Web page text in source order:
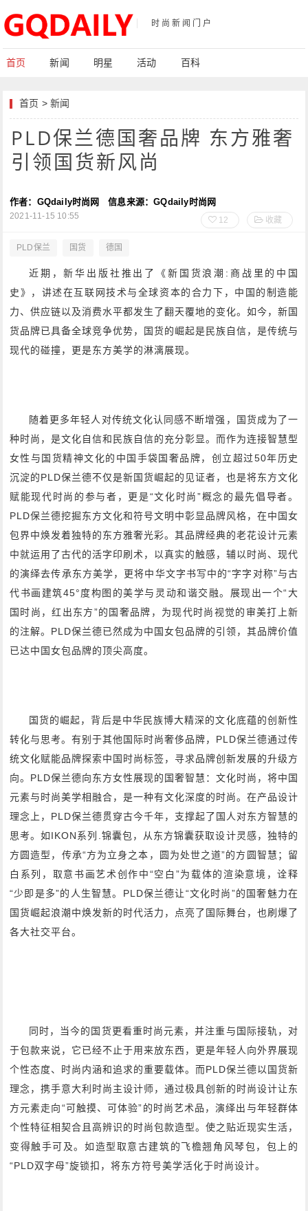
时尚新闻门户
首页 新闻 明星 活动 百科
首页 >新闻
PLD保兰德国奢品牌 东方雅奢
引领国货新风尚
作者：GQdaily时尚网 信息来源：GQdaily时尚网
2021-11-15 10:55 12 收藏
PLD保兰 国货 德国
近期，新华出版社推出了《新国货浪潮:商战里的中国
史》，讲述在互联网技术与全球资本的合力下，中国的制造能
力、供应链以及消费水平都发生了翻天覆地的变化。如今，新国
货品牌已具备全球竞争优势，国货的崛起是民族自信，是传统与
现代的碰撞，更是东方美学的淋漓展现。
随着更多年轻人对传统文化认同感不断增强，国货成为了一
种时尚，是文化自信和民族自信的充分彰显。而作为连接智慧型
女性与国货精神文化的中国手袋国奢品牌，创立超过50年历史
沉淀的PLD保兰德不仅是新国货崛起的见证者，也是将东方文化
赋能现代时尚的参与者，更是“文化时尚”概念的最先倡导者。
PLD保兰德挖掘东方文化和符号文明中彰显品牌风格，在中国女
包界中焕发着独特的东方雅奢光彩。其品牌经典的老花设计元素
中就运用了古代的活字印刷术，以真实的触感，辅以时尚、现代
的演绎去传承东方美学，更将中华文字书写中的“字字对称”与古
代书画建筑45°度构图的美学与灵动和谐交融。展现出一个“大
国时尚，红出东方”的国奢品牌，为现代时尚视觉的审美打上新
的注解。PLD保兰德已然成为中国女包品牌的引领，其品牌价值
已达中国女包品牌的顶尖高度。
国货的崛起，背后是中华民族博大精深的文化底蕴的创新性
转化与思考。有别于其他国际时尚奢侈品牌，PLD保兰德通过传
统文化赋能品牌探索中国时尚标签，寻求品牌创新发展的升级方
向。PLD保兰德向东方女性展现的国奢智慧：文化时尚，将中国
元素与时尚美学相融合，是一种有文化深度的时尚。在产品设计
理念上，PLD保兰德贯穿古今千年，支撑起了国人对东方智慧的
思考。如IKON系列.锦囊包，从东方锦囊获取设计灵感，独特的
方圆造型，传承“方为立身之本，圆为处世之道”的方圆智慧；留
白系列，取意书画艺术创作中“空白”为载体的渲染意境，诠释
“少即是多”的人生智慧。PLD保兰德让“文化时尚”的国奢魅力在
国货崛起浪潮中焕发新的时代活力，点亮了国际舞台，也刷爆了
各大社交平台。
同时，当今的国货更看重时尚元素，并注重与国际接轨，对
于包款来说，它已经不止于用来放东西，更是年轻人向外界展现
个性态度、时尚内涵和追求的重要载体。而PLD保兰德以国货新
理念，携手意大利时尚主设计师，通过极具创新的时尚设计让东
方元素走向“可触摸、可体验”的时尚艺术品，演绎出与年轻群体
个性特征相契合且高辨识的时尚包款造型。使之贴近现实生活，
变得触手可及。如造型取意古建筑的飞檐翘角风琴包，包上的
“PLD双字母”旋锁扣，将东方符号美学活化于时尚设计。